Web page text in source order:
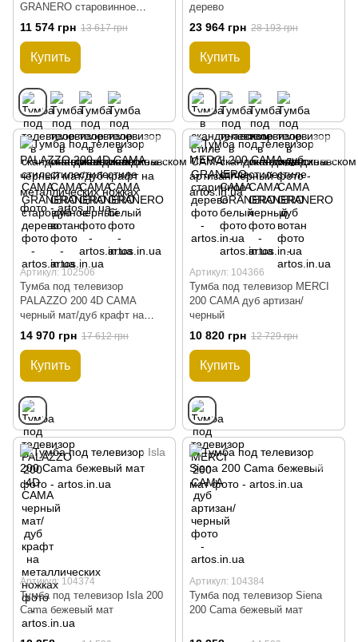
GRANERO старовинное
дерево
11 574 грн 13 617 грн
Купить
дерево
23 964 грн 28 193 грн
Купить
Артикул: 102506
Тумба под телевизор
PALAZZO 200 4D CAMA
черный мат/дуб крафт на
металлических ножках
14 970 грн 17 612 грн
Купить
Артикул: 104366
Тумба под телевизор MERCI
200 CAMA дуб артизан/
черный
10 820 грн 12 729 грн
Купить
Артикул: 104374
Тумба под телевизор Isla 200
Cama бежевый мат
Артикул: 104384
Тумба под телевизор Siena
200 Cama бежевый мат